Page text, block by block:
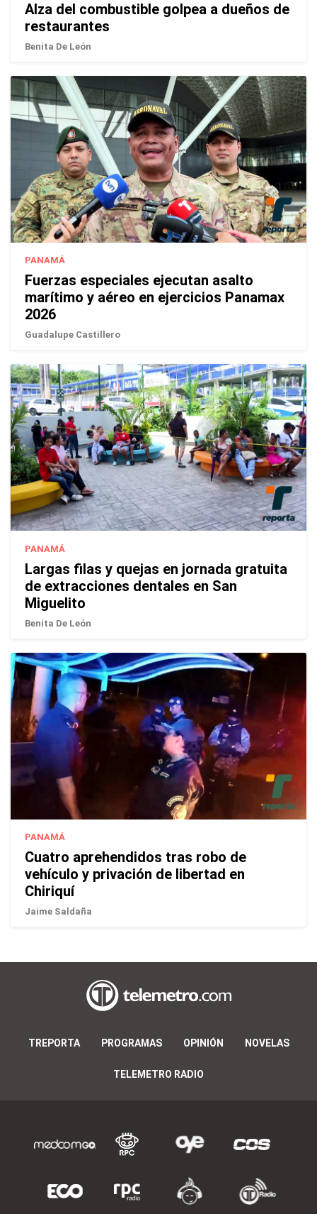
Alza del combustible golpea a dueños de
restaurantes
Benita De León
PANAMÁ
Fuerzas especiales ejecutan asalto
marítimo y aéreo en ejercicios Panamax
2026
Guadalupe Castillero
PANAMÁ
Largas filas y quejas en jornada gratuita
de extracciones dentales en San
Miguelito
Benita De León
PANAMÁ
Cuatro aprehendidos tras robo de
vehículo y privación de libertad en
Chiriquí
Jaime Saldaña
TREPORTA PROGRAMAS OPINIÓN NOVELAS
TELEMETRO RADIO